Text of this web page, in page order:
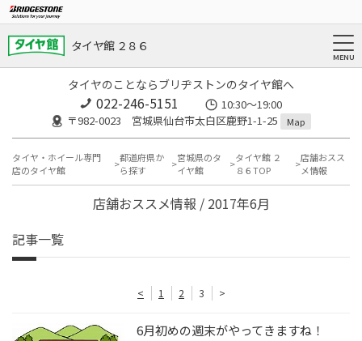
タイヤ館 ２８６
タイヤのことならブリヂストンのタイヤ館へ
022-246-5151
10:30～19:00
〒982-0023 宮城県仙台市太白区鹿野1-1-25
Map
タイヤ・ホイール専門
店のタイヤ館
都道府県か
ら探す
宮城県のタ
イヤ館
タイヤ館 ２
８６TOP
店舗おスス
メ情報
店舗おススメ情報 / 2017年6月
記事一覧
< 1 2 3 >
6月初めの週末がやってきますね！